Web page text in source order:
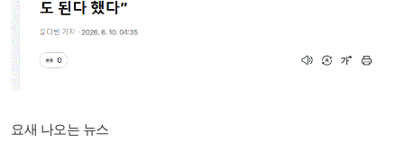
요새 나오는 뉴스